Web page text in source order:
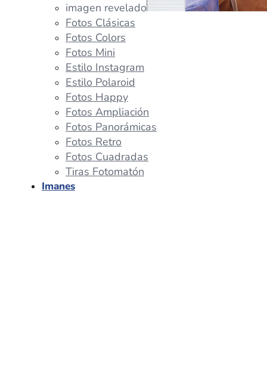
imagen revelado
Fotos Clásicas
Fotos Colors
Fotos Mini
Estilo Instagram
Estilo Polaroid
Fotos Happy
Fotos Ampliación
Fotos Panorámicas
Fotos Retro
Fotos Cuadradas
Tiras Fotomatón
Imanes